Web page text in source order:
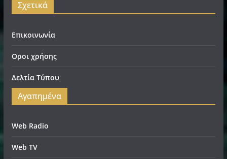
Σχετικά
Επικοινωνία
Οροι χρήσης
Δελτία Τύπου
Αγαπημένα
Web Radio
Web TV